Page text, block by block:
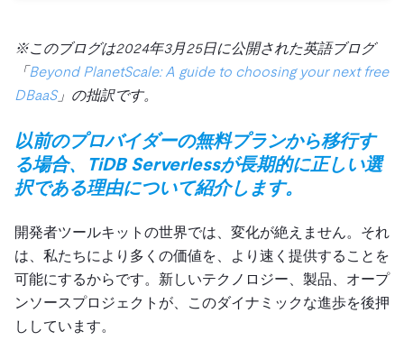
お問い合わせ
※このブログは2024年3月25日に公開された英語ブログ
「Beyond PlanetScale: A guide to choosing your next free
DBaaS」の拙訳です。
以前のプロバイダーの無料プランから移行す
る場合、TiDB Serverlessが長期的に正しい選
択である理由について紹介します。
開発者ツールキットの世界では、変化が絶えません。それ
は、私たちにより多くの価値を、より速く提供することを
可能にするからです。新しいテクノロジー、製品、オープ
ンソースプロジェクトが、このダイナミックな進歩を後押
ししています。